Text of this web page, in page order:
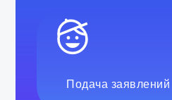
Подача заявлений